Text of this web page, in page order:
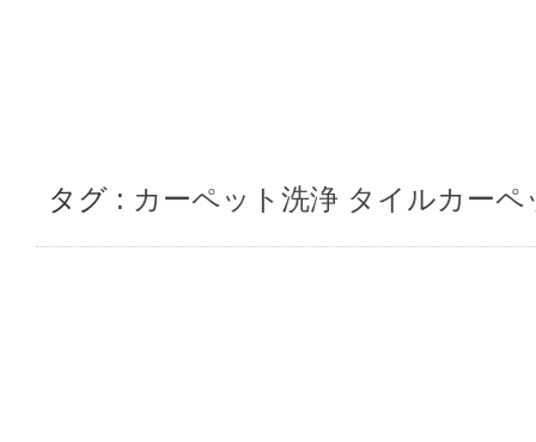
タグ : カーペット洗浄 タイルカーペ